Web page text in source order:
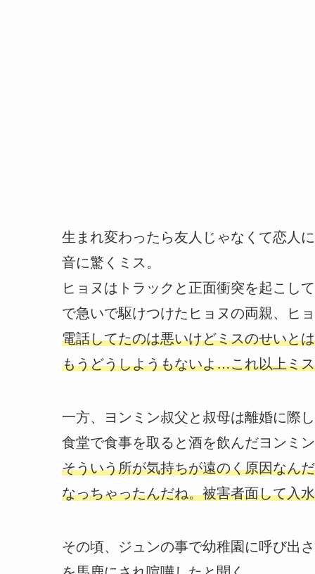
生まれ変わったら友人じゃなくて恋人
音に驚くミス。
ヒョヌはトラックと正面衝突を起こし
で急いで駆けつけたヒョヌの両親、ヒ
電話してたのは悪いけどミスのせいと
もうどうしようもないよ…これ以上ミ
一方、ヨンミン叔父と叔母は離婚に際
食堂で食事を取ると酒を飲んだヨンミ
そういう所が気持ちが遠のく原因なん
なっちゃったんだね。被害者面して入
その頃、ジュンの事で幼稚園に呼び出